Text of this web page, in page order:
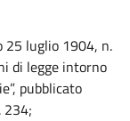
25 luglio 1904, n.
di legge intorno
pubblicato
234;